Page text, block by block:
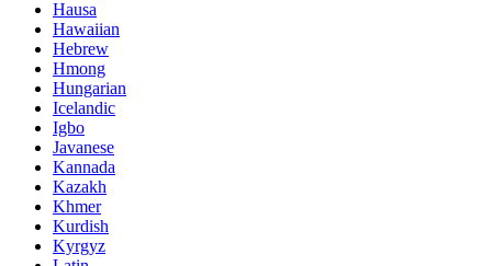
Hausa
Hawaiian
Hebrew
Hmong
Hungarian
Icelandic
Igbo
Javanese
Kannada
Kazakh
Khmer
Kurdish
Kyrgyz